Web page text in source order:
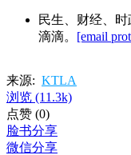
民生、财经、
滴滴。 [email
来源: KTLA
浏览 (11.3k)
点赞 (0)
脸书分享
微信分享